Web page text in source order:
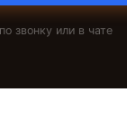
звонку или в чате